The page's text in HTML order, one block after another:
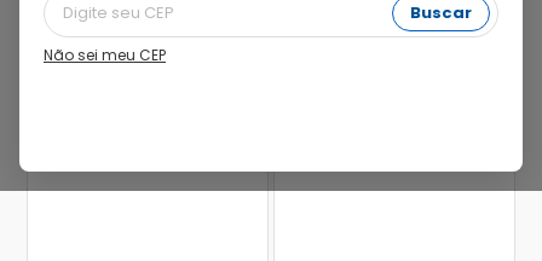
Buscar
Não sei meu CEP